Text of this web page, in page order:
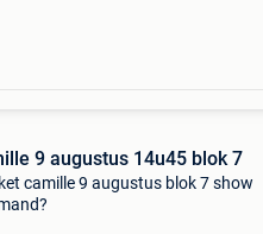
9 augustus 14u45 blok 7
camille 9 augustus blok 7 show